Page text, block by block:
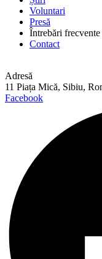
Voluntari
Presă
Întrebări frecvente
Contact
Adresă
11 Piața Mică, Sibiu,
Facebook